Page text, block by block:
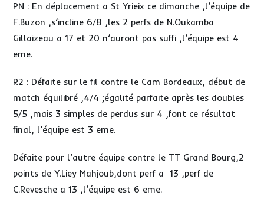
PN : En déplacement a St Yrieix ce dimanche ,l’équipe de
F.Buzon ,s’incline 6/8 ,les 2 perfs de N.Oukamba
Gillaizeau a 17 et 20 n’auront pas suffi ,l’équipe est 4
eme.
R2 : Défaite sur le fil contre le Cam Bordeaux, début de
match équilibré ,4/4 ;égalité parfaite après les doubles
5/5 ,mais 3 simples de perdus sur 4 ,font ce résultat
final, l’équipe est 3 eme.
Défaite pour l’autre équipe contre le TT Grand Bourg,2
points de Y.Liey Mahjoub,dont perf a 13 ,perf de
C.Revesche a 13 ,l’équipe est 6 eme.